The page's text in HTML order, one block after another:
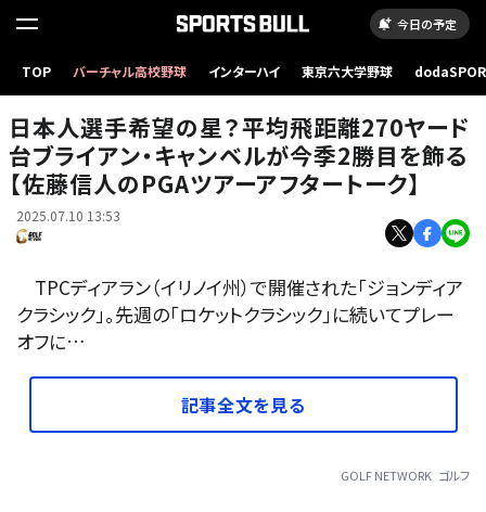
今日の予定
TOP バーチャル高校野球 インターハイ 東京六大学野球
【佐藤信人のPGAツアーアフタートーク】
日本人選手希望の星？平均飛距離270ヤード
台ブライアン・キャンベルが今季2勝目を飾る
【佐藤信人のPGAツアーアフタートーク】
2025.07.10 13:53
TPCディアラン（イリノイ州）で開催された「ジョンディア
クラシック」。先週の「ロケットクラシック」に続いてプレー
オフに…
記事全文を見る
GOLF NETWORK ゴルフ